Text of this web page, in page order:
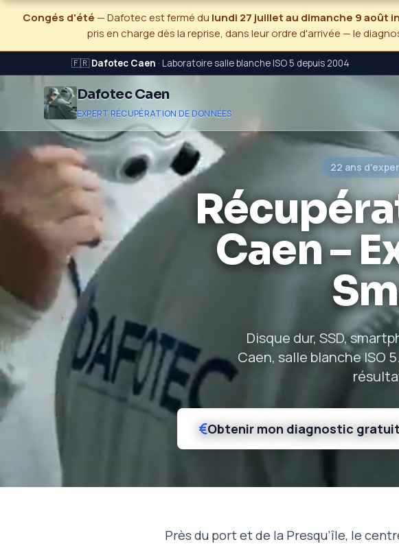
Congés d'été — Dafotec est fermé du lundi 27 juillet au dimanche 9 août
pris en charge dès la reprise, dans leur ordre d'arrivée — le
🇫🇷Dafotec Caen · Laboratoire salle blanche ISO 5 depuis 2004
Dafotec Caen
EXPERT RÉCUPÉRATION DE DONNÉES
22 ans
Caen –
Disque dur, SSD,
Caen, salle blanche ISO
Obtenir mon diagnostic gratuit
Près du port et de la Presqu’île, le